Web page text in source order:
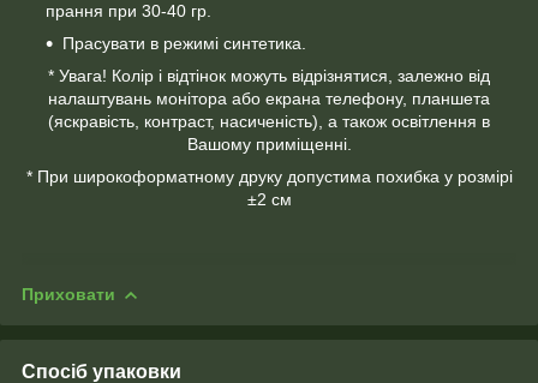
прання при 30-40 гр.
Прасувати в режимі синтетика.
* Увага! Колір і відтінок можуть відрізнятися, залежно від
налаштувань монітора або екрана телефону, планшета
(яскравість, контраст, насиченість), а також освітлення в
Вашому приміщенні.
* При широкоформатному друку допустима похибка у розмірі
±2 см
Приховати
Спосіб упаковки